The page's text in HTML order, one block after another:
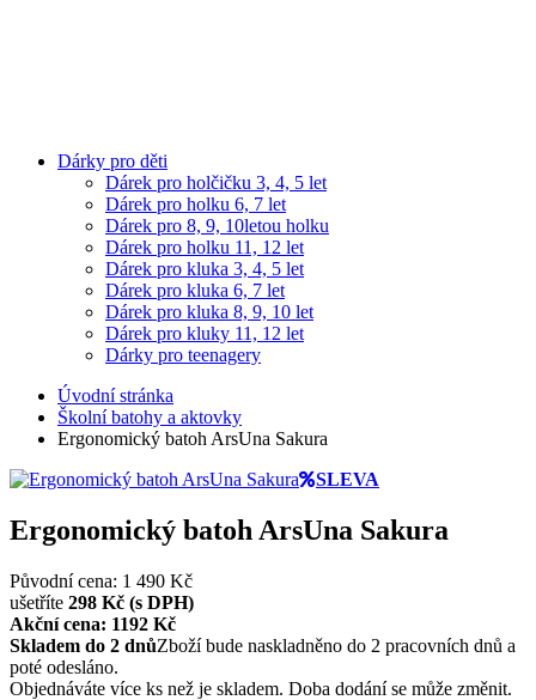
Dárky pro děti
Dárek pro holčičku 3, 4, 5 let
Dárek pro holku 6, 7 let
Dárek pro 8, 9, 10letou holku
Dárek pro holku 11, 12 let
Dárek pro kluka 3, 4, 5 let
Dárek pro kluka 6, 7 let
Dárek pro kluka 8, 9, 10 let
Dárek pro kluky 11, 12 let
Dárky pro teenagery
Úvodní stránka
Školní batohy a aktovky
Ergonomický batoh ArsUna Sakura
SLEVA
Ergonomický batoh ArsUna Sakura
Původní cena: 1 490 Kč
ušetříte 298 Kč (s DPH)
Akční cena: 1192 Kč
Skladem do 2 dnůZboží bude naskladněno do 2 pracovních dnů a
poté odesláno.
Objednáváte více ks než je skladem. Doba dodání se může změnit.